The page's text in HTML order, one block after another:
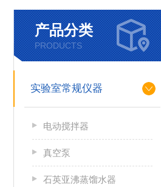
产品分类
PRODUCTS
实验室常规仪器
电动搅拌器
真空泵
石英亚沸蒸馏水器